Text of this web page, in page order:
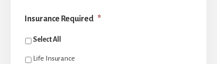
Insurance Required *
Select All
Life Insurance